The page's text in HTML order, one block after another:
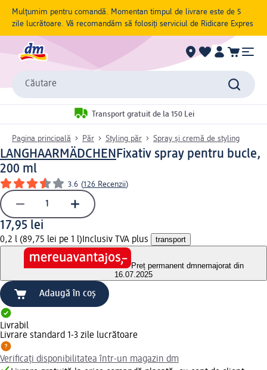
Mulțumim pentru comandă. Momentan timpul de livrare este de 5
zile lucrătoare. Vă recomandăm să folosiți serviciul de Ridicare Expres
Căutare
Transport gratuit de la 150 Lei
Pagina principală Păr Styling păr Spray și cremă de styling
LANGHAARMÄDCHENFixativ spray pentru bucle,
200 ml
3.6 (126 Recenzii)
17,95 lei
0,2 l (89,75 lei pe 1 l) Inclusiv TVA plus transport
Preț permanent dmnemajorat din
16.07.2025
Adaugă în coș
Livrabil
Livrare standard 1-3 zile lucrătoare
Verificați disponibilitatea într-un magazin dm